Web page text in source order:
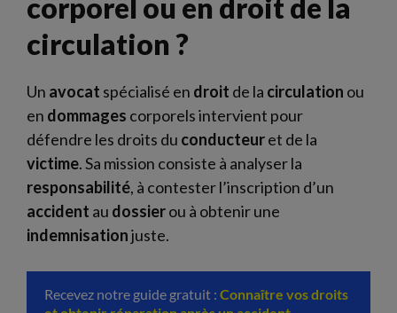
corporel ou en droit de la
circulation ?
Un avocat spécialisé en droit de la circulation ou
en dommages corporels intervient pour
défendre les droits du conducteuret de la
victime. Sa mission consiste à analyser la
responsabilité, à contester l’inscription d’un
accident au dossierou à obtenir une
indemnisationjuste.